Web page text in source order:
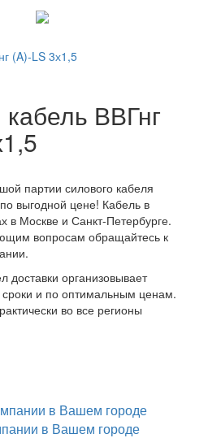
(A)-LS 3х1,5
ВВГнг
партии силового кабеля
по выгодной цене! Кабель в
в Москве и Санкт-Петербурге.
вопросам обращайтесь к
доставки организовывает
сроки и по оптимальным ценам.
во все регионы